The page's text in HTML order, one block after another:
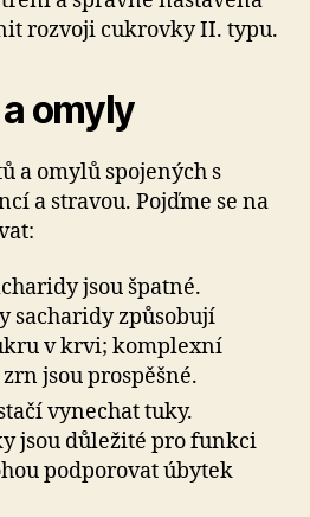
rozvoji cukrovky II. typu.
omyly
a omylů spojených s
a stravou. Pojďme se na
jsou špatné.
sacharidy způsobují
v krvi; komplexní
jsou prospěšné.
vynechat tuky.
jsou důležité pro funkci
podporovat úbytek